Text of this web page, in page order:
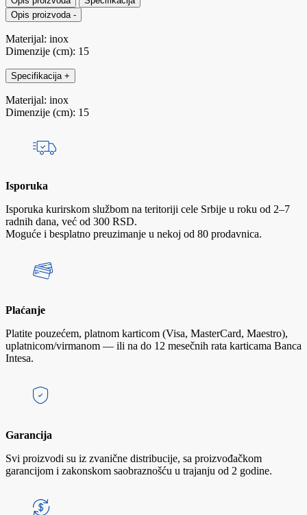
Opis proizvoda -
Materijal: inox
Dimenzije (cm): 15
Specifikacija +
Materijal: inox
Dimenzije (cm): 15
Isporuka
Isporuka kurirskom službom na teritoriji cele Srbije u roku od 2–7
radnih dana, već od 300 RSD.
Moguće i besplatno preuzimanje u nekoj od 80 prodavnica.
Plaćanje
Platite pouzećem, platnom karticom (Visa, MasterCard, Maestro),
uplatnicom/virmanom — ili na do 12 mesečnih rata karticama Banca
Intesa.
Garancija
Svi proizvodi su iz zvanične distribucije, sa proizvođačkom
garancijom i zakonskom saobraznošću u trajanju od 2 godine.